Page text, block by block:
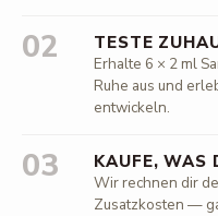
02 TESTE
Erhalte 6 × 2 ml
Ruhe aus und
entwickeln.
03 KAUFE, WAS
Wir rechnen dir
Zusatzkosten —